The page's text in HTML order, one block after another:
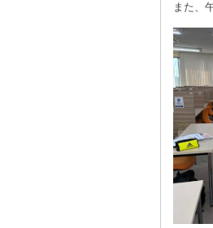
また、